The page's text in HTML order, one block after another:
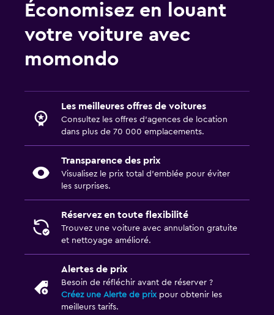
Économisez en louant
votre voiture avec
momondo
Les meilleures offres de voitures
Consultez les offres d’agences de location
dans plus de 70 000 emplacements.
Transparence des prix
Visualisez le prix total d’emblée pour éviter
les surprises.
Réservez en toute flexibilité
Trouvez une voiture avec annulation gratuite
et nettoyage amélioré.
Alertes de prix
Besoin de réfléchir avant de réserver ?
Créez une Alerte de prixpour obtenir les
meilleurs tarifs.